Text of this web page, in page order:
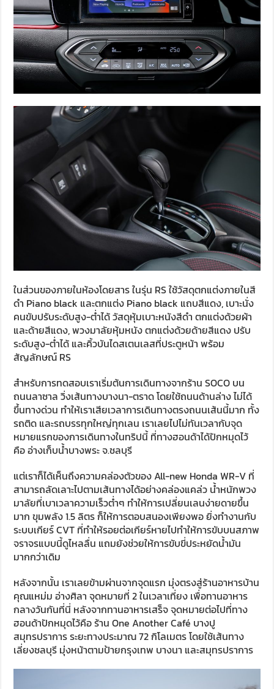
ในส่วนของภายในห้องโดยสาร ในรุ่น RS ใช้วัสดุตกแต่งภายในสี
ดำ Piano black และตกแต่ง Piano black แถบสีแดง, เบาะนั่ง
คนขับปรับระดับสูง-ต่ำได้ วัสดุหุ้มเบาะหนังสีดำ ตกแต่งด้วยผ้า
และด้ายสีแดง, พวงมาลัยหุ้มหนัง ตกแต่งด้วยด้ายสีแดง ปรับ
ระดับสูง-ต่ำได้ และคิ้วบันไดสเตนเลสที่ประตูหน้า พร้อม
สัญลักษณ์ RS
สำหรับการทดสอบเราเริ่มต้นการเดินทางจากร้าน SOCO บน
ถนนลาซาล วิ่งเส้นทางบางนา-ตราด โดยใช้ถนนด้านล่าง ไม่ได้
ขึ้นทางด่วน ทำให้เราเสียเวลาการเดินทางตรงถนนเส้นนี้มาก ทั้ง
รถติด และรถบรรทุกใหญ่ทุกเลน เราเลยไปไม่ทันเวลากับจุด
หมายแรกของการเดินทางในทริปนี้ ที่ทางฮอนด้าได้ปักหมุดไว้
คือ อ่างเก็บน้ำบางพระ จ.ชลบุรี
แต่เราก็ได้เห็นถึงความคล่องตัวของ All-new Honda WR-V ที่
สามารถลัดเลาะไปตามเส้นทางได้อย่างคล่องแคล่ว น้ำหนักพวง
มาลัยที่เบาเวลาความเร็วต่ำๆ ทำให้การเปลี่ยนเลนง่ายดายขึ้น
มาก ขุมพลัง 1.5 ลิตร ก็ให้การตอบสนองเพียงพอ ยิ่งทำงานกับ
ระบบเกียร์ CVT ที่ทำให้รอยต่อเกียร์หายไปทำให้การขับบนสภาพ
จราจรแบบนี้ดูไหลลื่น แถมยังช่วยให้การขับขี่ประหยัดน้ำมัน
มากกว่าเดิม
หลังจากนั้น เราเลยข้ามผ่านจากจุดแรก มุ่งตรงสู่ร้านอาหารบ้าน
คุณแหม่ม อ่างศิลา จุดหมายที่ 2 ในเวลาเที่ยง เพื่อทานอาหาร
กลางวันกันที่นี่ หลังจากทานอาหารเสร็จ จุดหมายต่อไปที่ทาง
ฮอนด้าปักหมุดไว้คือ ร้าน One Another Café บางปู
สมุทรปราการ ระยะทางประมาณ 72 กิโลเมตร โดยใช้เส้นทาง
เลี่ยงชลบุรี มุ่งหน้าตามป้ายกรุงเทพ บางนา และสมุทรปราการ